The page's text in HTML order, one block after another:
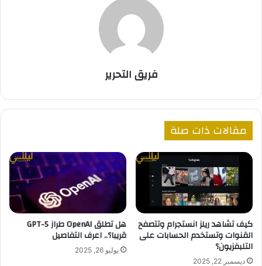
فريق التحرير
مقالات ذات صلة
كيف تشاهد ريلز انستجرام وتتصفح
القنوات وتستخدم الحسابات على
التلبفزيون؟
ديسمبر 22, 2025
هل تطلق OpenAI طراز GPT-5
قريبا؟.. اعرف التفاصيل
يوليو 26, 2025